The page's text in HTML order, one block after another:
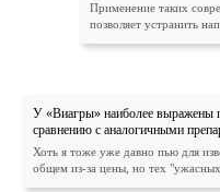
Применение таких
позволяет устранить
У «Виагры» наиболее выражены
сравнению с аналогичными
Хоть я тоже уже давно пью для
общем из-за цены, но тех